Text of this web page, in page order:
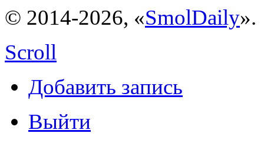
© 2014-2026, «SmolDaily».
Scroll
Добавить запись
Выйти